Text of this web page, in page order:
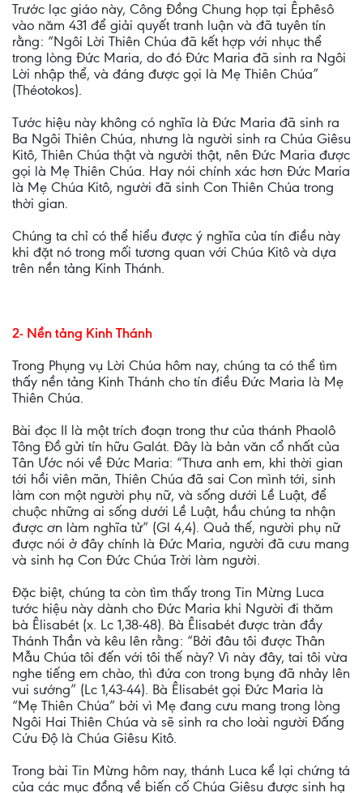
Trước lạc giáo này, Công Đồng Chung họp tại Êphêsô
vào năm 431 để giải quyết tranh luận và đã tuyên tín
rằng: “Ngôi Lời Thiên Chúa đã kết hợp với nhục thể
trong lòng Đức Maria, do đó Đức Maria đã sinh ra Ngôi
Lời nhập thể, và đáng được gọi là Mẹ Thiên Chúa”
(Théotokos).
Tước hiệu này không có nghĩa là Đức Maria đã sinh ra
Ba Ngôi Thiên Chúa, nhưng là người sinh ra Chúa Giêsu
Kitô, Thiên Chúa thật và người thật, nên Đức Maria được
gọi là Mẹ Thiên Chúa. Hay nói chính xác hơn Đức Maria
là Mẹ Chúa Kitô, người đã sinh Con Thiên Chúa trong
thời gian.
Chúng ta chỉ có thể hiểu được ý nghĩa của tín điều này
khi đặt nó trong mối tương quan với Chúa Kitô và dựa
trên nền tảng Kinh Thánh.
2- Nền tảng Kinh Thánh
Trong Phụng vụ Lời Chúa hôm nay, chúng ta có thể tìm
thấy nền tảng Kinh Thánh cho tín điều Đức Maria là Mẹ
Thiên Chúa.
Bài đọc II là một trích đoạn trong thư của thánh Phaolô
Tông Đồ gửi tín hữu Galát. Đây là bản văn cổ nhất của
Tân Ước nói về Đức Maria: “Thưa anh em, khi thời gian
tới hồi viên mãn, Thiên Chúa đã sai Con mình tới, sinh
làm con một người phụ nữ, và sống dưới Lề Luật, để
chuộc những ai sống dưới Lề Luật, hầu chúng ta nhận
được ơn làm nghĩa tử” (Gl 4,4). Quả thế, người phụ nữ
được nói ở đây chính là Đức Maria, người đã cưu mang
và sinh hạ Con Đức Chúa Trời làm người.
Đặc biệt, chúng ta còn tìm thấy trong Tin Mừng Luca
tước hiệu này dành cho Đức Maria khi Người đi thăm
bà Êlisabét (x. Lc 1,38-48). Bà Êlisabét được tràn đầy
Thánh Thần và kêu lên rằng: “Bởi đâu tôi được Thân
Mẫu Chúa tôi đến với tôi thế này? Vì này đây, tai tôi vừa
nghe tiếng em chào, thì đứa con trong bụng đã nhảy lên
vui sướng” (Lc 1,43-44). Bà Êlisabét gọi Đức Maria là
“Mẹ Thiên Chúa” bởi vì Mẹ đang cưu mang trong lòng
Ngôi Hai Thiên Chúa và sẽ sinh ra cho loài người Đấng
Cứu Độ là Chúa Giêsu Kitô.
Trong bài Tin Mừng hôm nay, thánh Luca kể lại chứng tá
của các mục đồng về biến cố Chúa Giêsu được sinh hạ